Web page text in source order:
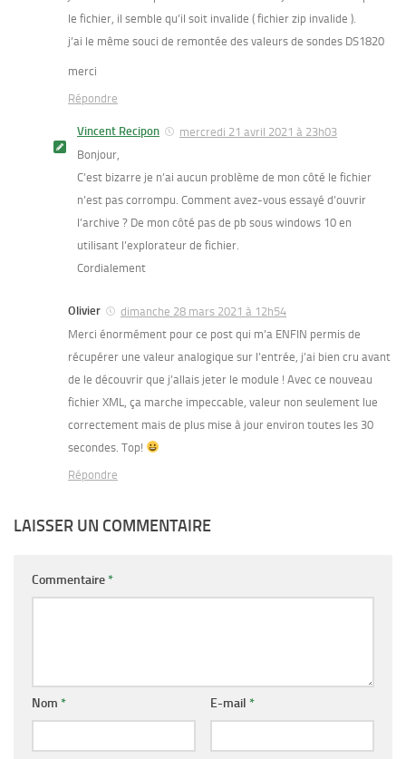
le fichier, il semble qu’il soit invalide ( fichier zip invalide ).
j’ai le même souci de remontée des valeurs de sondes DS1820
merci
Répondre
Vincent Recipon
mercredi 21 avril 2021 à 23h03
Bonjour,
C’est bizarre je n’ai aucun problème de mon côté le fichier
n’est pas corrompu. Comment avez-vous essayé d’ouvrir
l’archive ? De mon côté pas de pb sous windows 10 en
utilisant l’explorateur de fichier.
Cordialement
Olivier
dimanche 28 mars 2021 à 12h54
Merci énormément pour ce post qui m’a ENFIN permis de
récupérer une valeur analogique sur l’entrée, j’ai bien cru avant
de le découvrir que j’allais jeter le module ! Avec ce nouveau
fichier XML, ça marche impeccable, valeur non seulement lue
correctement mais de plus mise à jour environ toutes les 30
secondes. Top!
Répondre
LAISSER UN COMMENTAIRE
Commentaire*
Nom * E-mail *